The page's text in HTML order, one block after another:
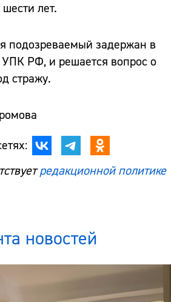
лет.
подозреваемый задержан в
УПК РФ, и решается вопрос о
стражу.
редакционной политике
новостей